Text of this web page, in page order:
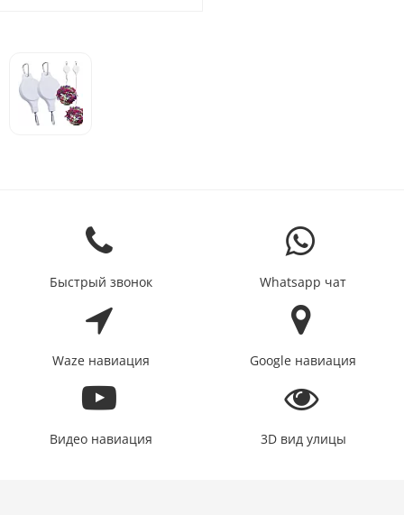
Быстрый звонок Whatsapp чат
Waze навиация Google навиация
Видео навиация 3D вид улицы